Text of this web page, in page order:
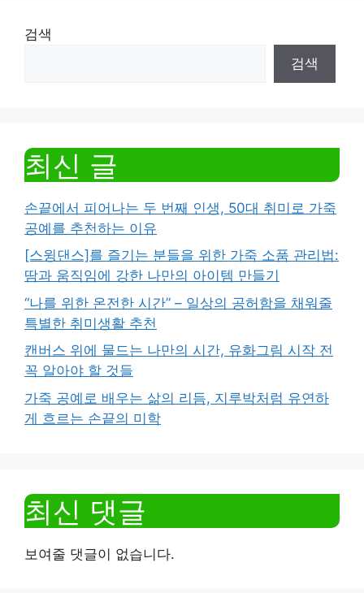
검색
검색
최신 글
손끝에서 피어나는 두 번째 인생, 50대 취미로 가죽
공예를 추천하는 이유
[스윙댄스]를 즐기는 분들을 위한 가죽 소품 관리법:
땀과 움직임에 강한 나만의 아이템 만들기
“나를 위한 온전한 시간” – 일상의 공허함을 채워줄
특별한 취미생활 추천
캔버스 위에 물드는 나만의 시간, 유화그림 시작 전
꼭 알아야 할 것들
가죽 공예로 배우는 삶의 리듬, 지루박처럼 유연하
게 흐르는 손끝의 미학
최신 댓글
보여줄 댓글이 없습니다.